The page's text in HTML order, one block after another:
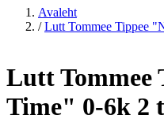
Avaleht
/ Lutt Tommee Tippee
Lutt Tommee
Time" 0-6k 2